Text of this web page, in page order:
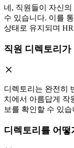
네, 직원들이 자신
수 있습니다. 이를
상태로 유지되며
직원 디렉토리
디렉토리는 완전히
치에서 아름답게 작
보를 확인할 수 있습
디렉토리를 어